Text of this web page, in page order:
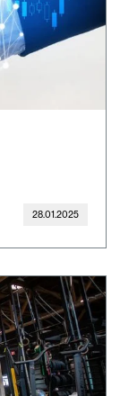
28.01.2025